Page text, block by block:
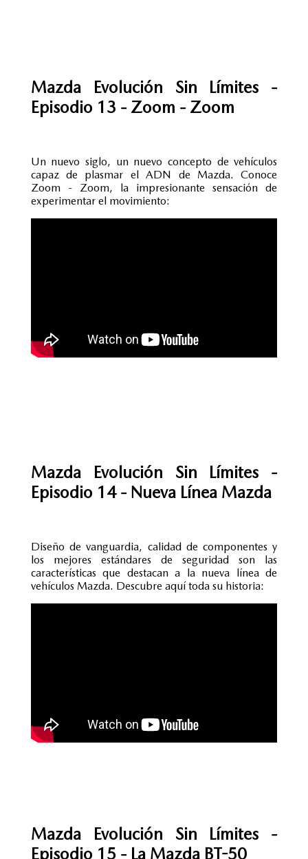
Mazda Evolución Sin Límites -
Episodio 13 - Zoom - Zoom
Un nuevo siglo, un nuevo concepto de vehículos
capaz de plasmar el ADN de Mazda. Conoce
Zoom - Zoom, la impresionante sensación de
experimentar el movimiento:
Mazda Evolución Sin Límites -
Episodio 14 - Nueva Línea Mazda
Diseño de vanguardia, calidad de componentes y
los mejores estándares de seguridad son las
características que destacan a la nueva línea de
vehículos Mazda. Descubre aquí toda su historia:
Mazda Evolución Sin Límites -
Episodio 15 - La Mazda BT-50